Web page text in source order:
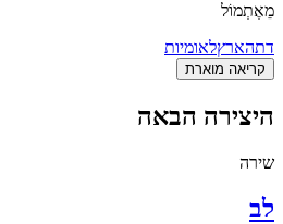
מֵאֶתְמוֹל
דתהארץלאומיות
קריאה מוארת
היצירה הבאה
שירה
לב